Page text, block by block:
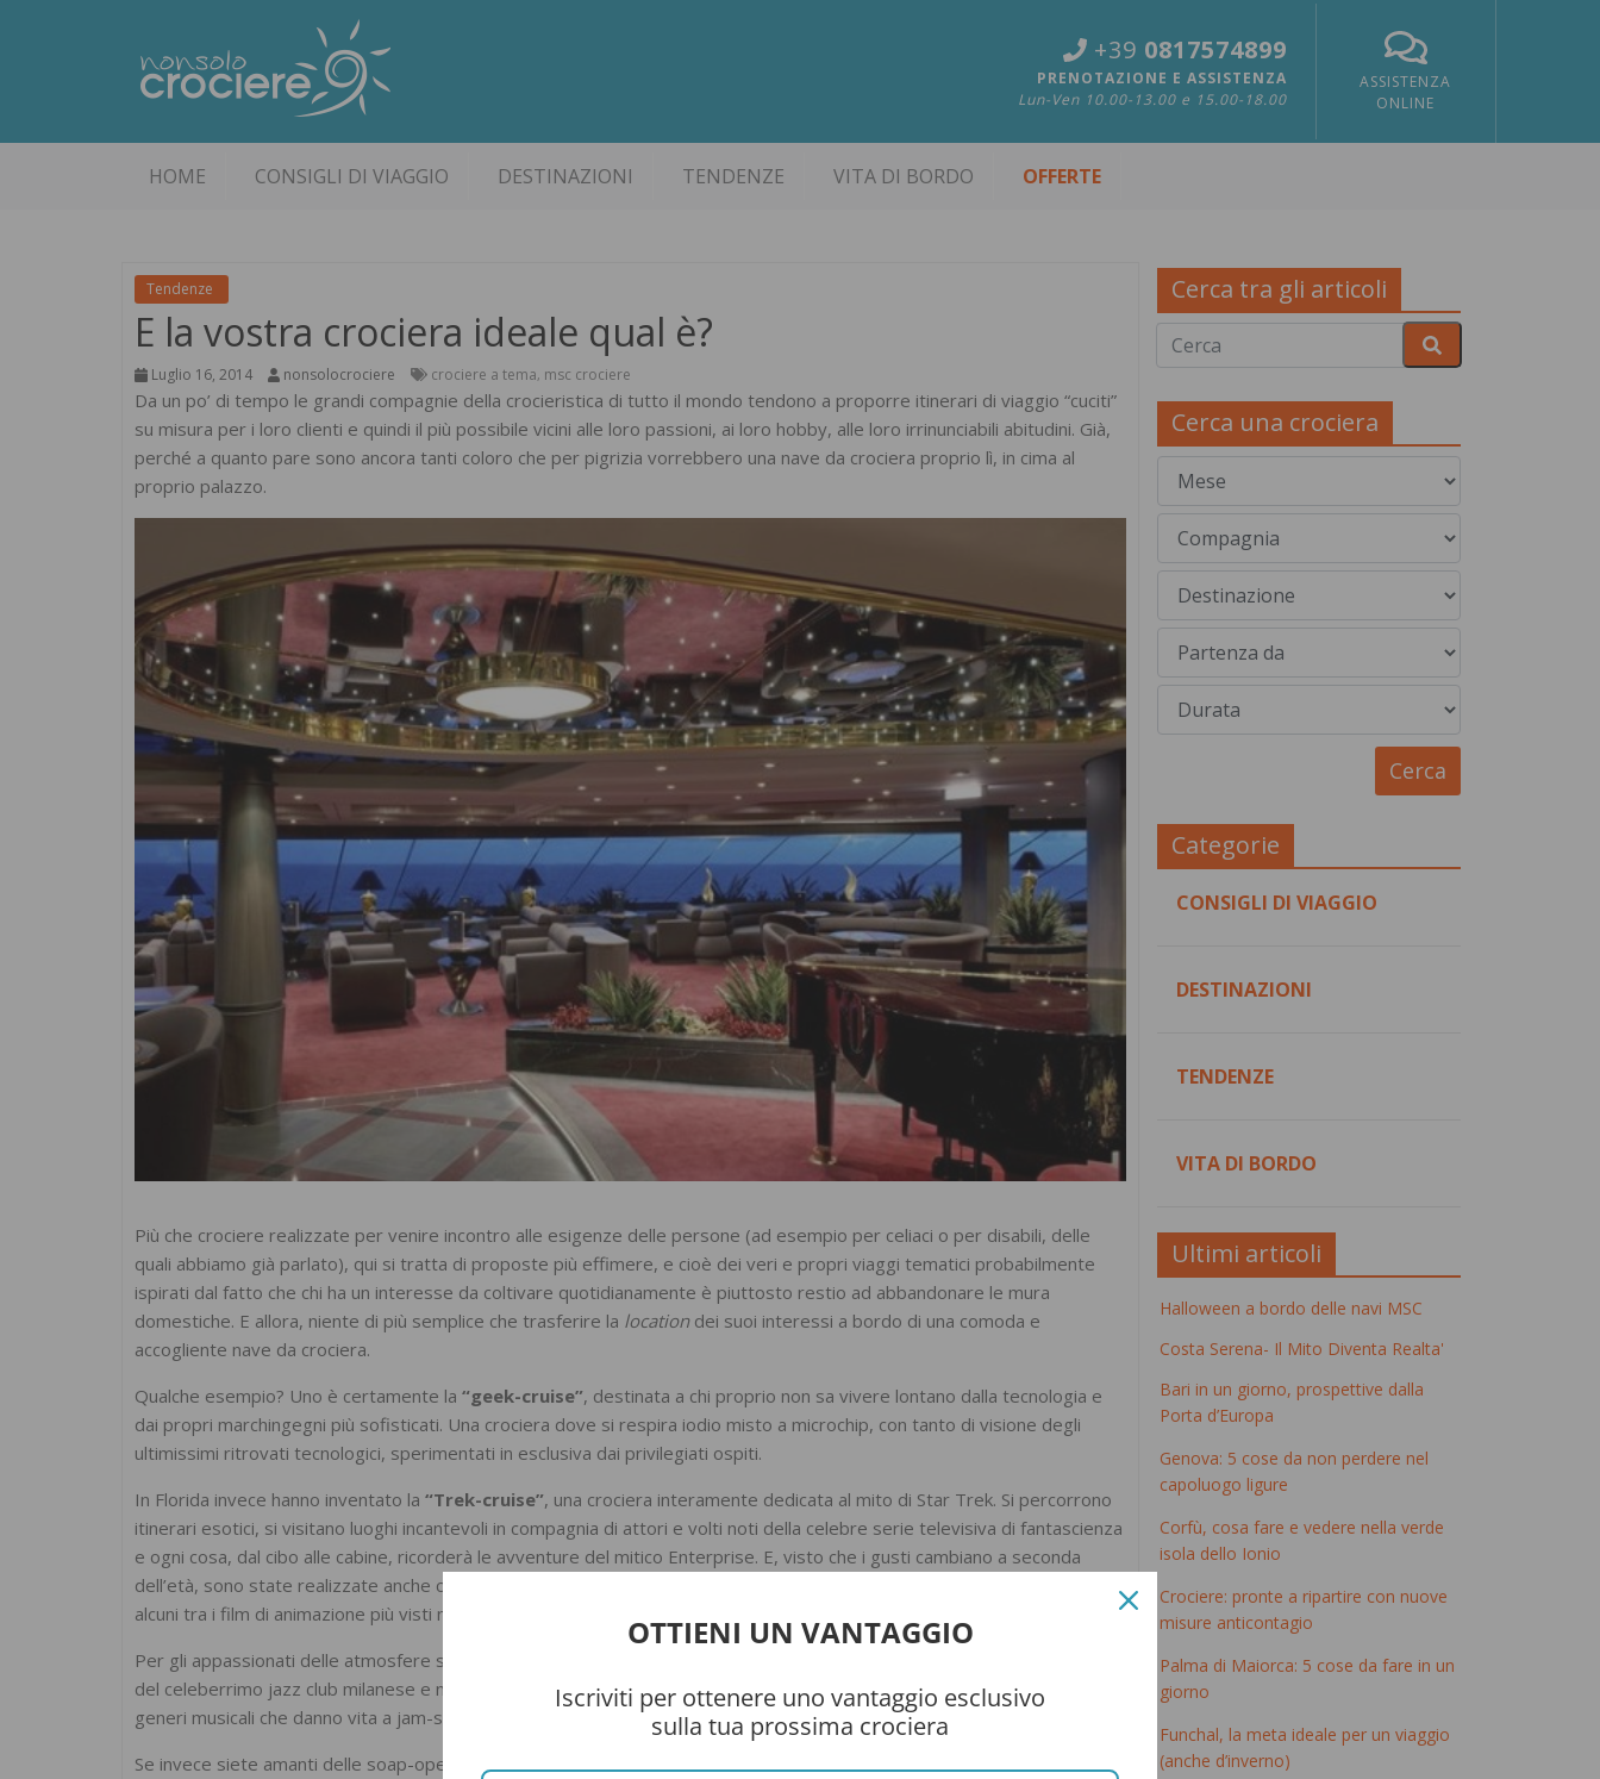
+39 0817574899
PRENOTAZIONE E ASSISTENZA
Lun-Ven 10.00-13.00 e 15.00-18.00
ASSISTENZA
ONLINE
HOME CONSIGLI DI VIAGGIO DESTINAZIONI TENDENZE VITA DI BORDO OFFERTE
Tendenze
E la vostra crociera ideale qual è?
Luglio 16, 2014 nonsolocrociere crociere a tema, msc crociere
Da un po’ di tempo le grandi compagnie della crocieristica di tutto il mondo tendono a proporre itinerari di viaggio “cuciti”
su misura per i loro clienti e quindi il più possibile vicini alle loro passioni, ai loro hobby, alle loro irrinunciabili abitudini. Già,
perché a quanto pare sono ancora tanti coloro che per pigrizia vorrebbero una nave da crociera proprio lì, in cima al
proprio palazzo.
Più che crociere realizzate per venire incontro alle esigenze delle persone (ad esempio per celiaci o per disabili, delle
quali abbiamo già parlato), qui si tratta di proposte più effimere, e cioè dei veri e propri viaggi tematici probabilmente
ispirati dal fatto che chi ha un interesse da coltivare quotidianamente è piuttosto restio ad abbandonare le mura
domestiche. E allora, niente di più semplice che trasferire la locationdei suoi interessi a bordo di una comoda e
accogliente nave da crociera.
Qualche esempio? Uno è certamente la “geek-cruise”, destinata a chi proprio non sa vivere lontano dalla tecnologia e
dai propri marchingegni più sofisticati. Una crociera dove si respira iodio misto a microchip, con tanto di visione degli
ultimissimi ritrovati tecnologici, sperimentati in esclusiva dai privilegiati ospiti.
In Florida invece hanno inventato la “Trek-cruise”, una crociera interamente dedicata al mito di Star Trek. Si percorrono
itinerari esotici, si visitano luoghi incantevoli in compagnia di attori e volti noti della celebre serie televisiva di fantascienza
e ogni cosa, dal cibo alle cabine, ricorderà le avventure del mitico Enterprise. E, visto che i gusti cambiano a seconda
dell’età, sono state realizzate anche crociere dedicate a Shrek, Kung Fu Panda o Madagascar
alcuni tra i film di animazione più visti nelle sale cinematografiche da grandi e piccini.
Per gli appassionati delle atmosfere soffuse e dei ritmi blues e jazz sono nate anche le
del celeberrimo jazz club milanese e newyorkese: viaggi frequentati, oltre che dai cultori, dai più rinomati musicisti di quei
generi musicali che danno vita a jam-session di raffinata musica dal vivo.
Se invece siete amanti delle soap-opera, potreste imbarcarvi su una delle navi che ospitano le cosiddette“soap cruise”
Cerca tra gli articoli
Cerca una crociera
Categorie
CONSIGLI DI VIAGGIO
DESTINAZIONI
TENDENZE
VITA DI BORDO
Ultimi articoli
Halloween a bordo delle navi MSC
Costa Serena- Il Mito Diventa Realta'
Bari in un giorno, prospettive dalla
Porta d’Europa
Genova: 5 cose da non perdere nel
capoluogo ligure
Corfù, cosa fare e vedere nella verde
isola dello Ionio
Crociere: pronte a ripartire con nuove
misure anticontagio
Palma di Maiorca: 5 cose da fare in un
giorno
Funchal, la meta ideale per un viaggio
(anche d’inverno)
OTTIENI UN VANTAGGIO
Iscriviti per ottenere uno vantaggio esclusivo
sulla tua prossima crociera